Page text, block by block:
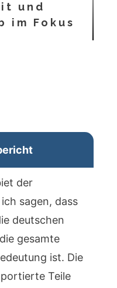
und
im Fokus
der
sagen, dass
deutschen
gesamte
ist. Die
Teile